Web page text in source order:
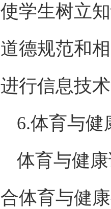
使学生树立
道德规范和
进行信息技
6.体育与健
体育与健
合体育与健